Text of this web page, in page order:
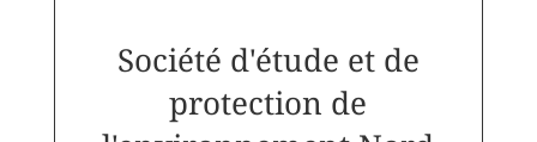
Société d'étude et de
protection de